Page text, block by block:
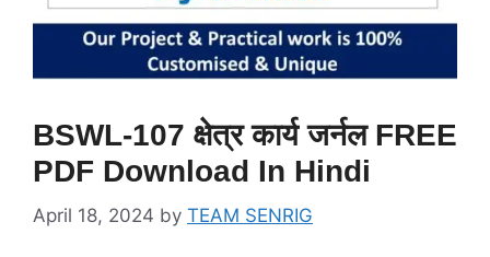
BSWL-107 क्षेत्र कार्य जर्नल FREE
PDF Download In Hindi
April 18, 2024 by TEAM SENRIG